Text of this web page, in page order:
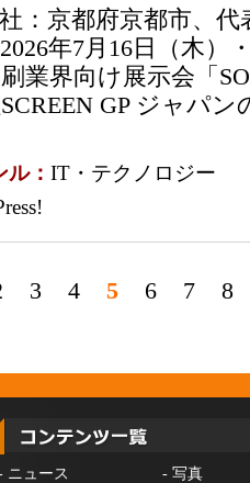
：京都府京都市、代
年7月16日（木）
業界向け展示会「
GP ジャパン
： IT・テクノロジー
3 4 5 6 7 8
ニュース - 写真